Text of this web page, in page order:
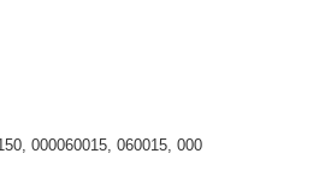
000060015, 060015, 000